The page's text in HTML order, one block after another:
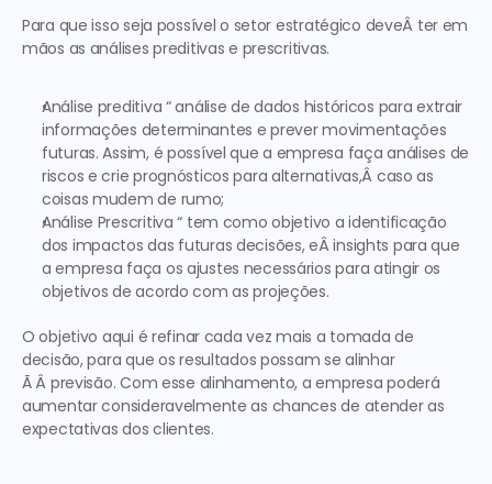
Para que isso seja possível o setor estratégico deveÂ ter em
mãos as análises preditivas e prescritivas.
Análise preditiva “ análise de dados históricos para extrair
informações determinantes e prever movimentações
futuras. Assim, é possível que a empresa faça análises de
riscos e crie prognósticos para alternativas,Â caso as
coisas mudem de rumo;
Análise Prescritiva “ tem como objetivo a identificação
dos impactos das futuras decisões, eÂ insights para que
a empresa faça os ajustes necessários para atingir os
objetivos de acordo com as projeções.
O objetivo aqui é refinar cada vez mais a tomada de
decisão, para que os resultados possam se alinhar
Ã Â previsão. Com esse alinhamento, a empresa poderá
aumentar consideravelmente as chances de atender as
expectativas dos clientes.